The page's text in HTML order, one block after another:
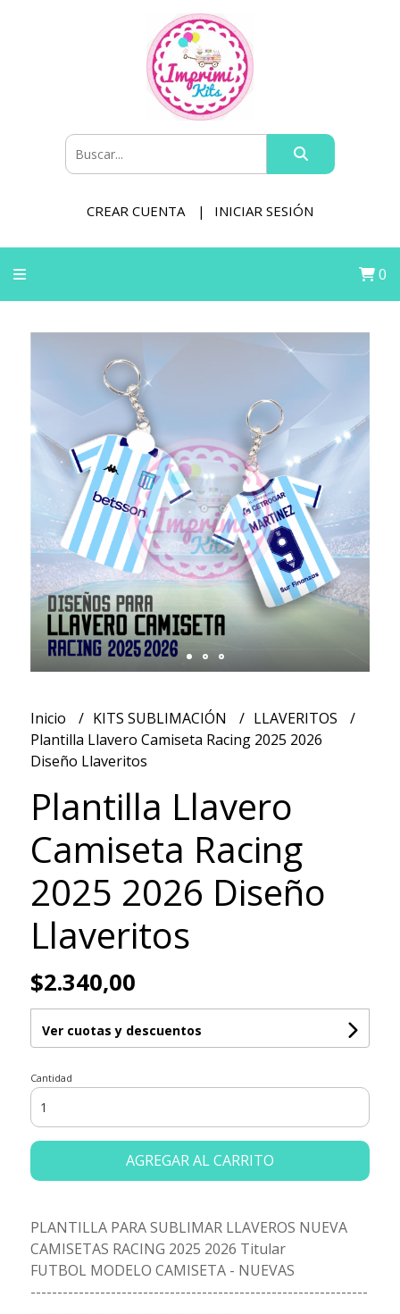
CREAR CUENTA INICIAR SESIÓN
0
Inicio KITS SUBLIMACIÓN
LLAVERITOS
Plantilla Llavero Camiseta Racing 2025 2026
Diseño Llaveritos
Plantilla Llavero
Camiseta Racing
2025 2026 Diseño
Llaveritos
$2.340,00
Ver cuotas y descuentos
Cantidad
AGREGAR AL CARRITO
PLANTILLA PARA SUBLIMAR LLAVEROS NUEVA
CAMISETAS RACING 2025 2026 Titular
FUTBOL MODELO CAMISETA - NUEVAS
---------------------------------------------------------------